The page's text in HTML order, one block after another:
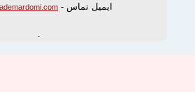
ایمیل تماس - info@nahademardomi.com